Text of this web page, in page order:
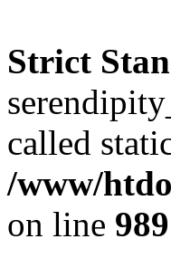
Strict
called
/www/
on line 989